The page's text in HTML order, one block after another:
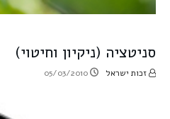
סניטציה (ניקיון וחיטוי)
זכות ישראל 05/03/2010